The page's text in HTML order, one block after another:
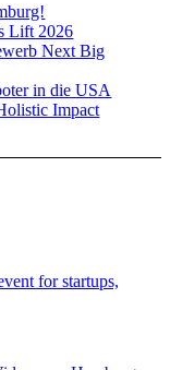
Lift 2026
Next Big
in die USA
Impact
for startups,